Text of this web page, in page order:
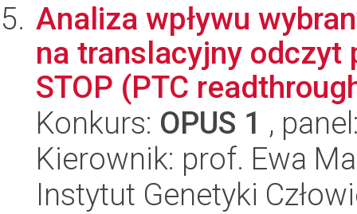
Analiza wpływu
na translacyjny odczyt
STOP (PTC
Konkurs: OPUS 1 ,
Kierownik: prof. Ewa
Instytut Genetyki